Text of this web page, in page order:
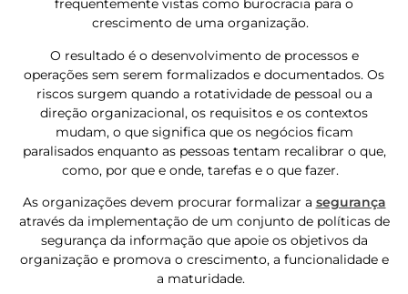
frequentemente vistas como burocracia para o
crescimento de uma organização.
O resultado é o desenvolvimento de processos e
operações sem serem formalizados e documentados. Os
riscos surgem quando a rotatividade de pessoal ou a
direção organizacional, os requisitos e os contextos
mudam, o que significa que os negócios ficam
paralisados enquanto as pessoas tentam recalibrar o que,
como, por que e onde, tarefas e o que fazer.
As organizações devem procurar formalizar a segurança
através da implementação de um conjunto de políticas de
segurança da informação que apoie os objetivos da
organização e promova o crescimento, a funcionalidade e
a maturidade.